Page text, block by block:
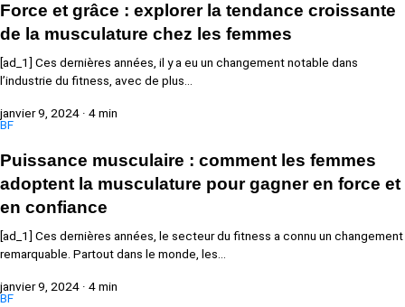
Force et grâce : explorer la tendance croissante
de la musculature chez les femmes
[ad_1] Ces dernières années, il y a eu un changement notable dans
l’industrie du fitness, avec de plus…
janvier 9, 2024 · 4 min
BF
Puissance musculaire : comment les femmes
adoptent la musculature pour gagner en force et
en confiance
[ad_1] Ces dernières années, le secteur du fitness a connu un changement
remarquable. Partout dans le monde, les…
janvier 9, 2024 · 4 min
BF